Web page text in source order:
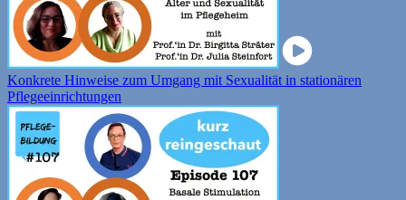
Konkrete Hinweise zum Umgang mit Sexualität in stationären
Pflegeeinrichtungen